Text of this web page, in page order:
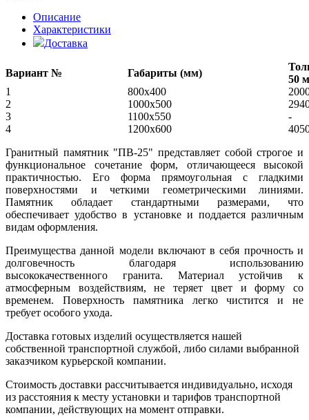
Описание
Характеристики
Доставка
Вариант № Габариты (мм)
50
1
800x400
2
1000х500
3
1100х550
-
4
1200х600
Гранитный памятник "ПВ-25" представляет собой строгое и
функциональное сочетание форм, отличающееся высокой
практичностью. Его форма прямоугольная с гладкими
поверхностями и четкими геометрическими линиями.
Памятник обладает стандартными размерами, что
обеспечивает удобство в установке и поддается различным
видам оформления.
Преимущества данной модели включают в себя прочность и
долговечность благодаря использованию
высококачественного гранита. Материал устойчив к
атмосферным воздействиям, не теряет цвет и форму со
временем. Поверхность памятника легко чистится и не
требует особого ухода.
Доставка готовых изделий осуществляется нашей
собственной транспортной службой, либо силами выбранной
заказчиком курьерской компании.
Стоимость доставки рассчитывается индивидуально, исходя
из расстояния к месту установки и тарифов транспортной
компании, действующих на момент отправки.